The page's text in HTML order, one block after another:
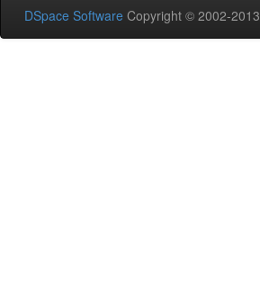
DSpace Software Copyright © 2002-2013